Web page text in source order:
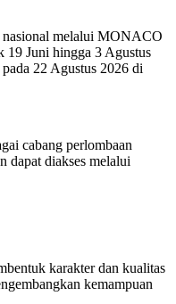
nasional melalui MONACO
19 Juni hingga 3 Agustus
22 Agustus 2026 di
cabang perlombaan
dapat diakses melalui
karakter dan kualitas
kemampuan